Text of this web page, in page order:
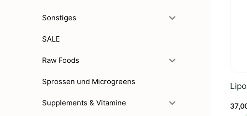
der
Sonstiges
SALE
Raw Foods
Sprossen und Microgreens
Supplements & Vitamine